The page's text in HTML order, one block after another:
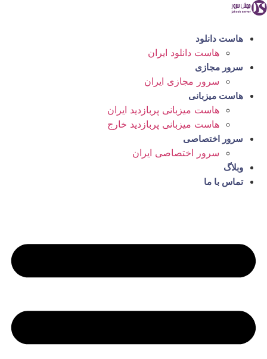
پرش
محتوا
هاست دانلود
هاست دانلود ایران
سرور مجازی
سرور مجازی ایران
هاست میزبانی
هاست میزبانی پربازدید ایران
هاست میزبانی پربازدید خارج
سرور اختصاصی
سرور اختصاصی ایران
وبلاگ
تماس با ما